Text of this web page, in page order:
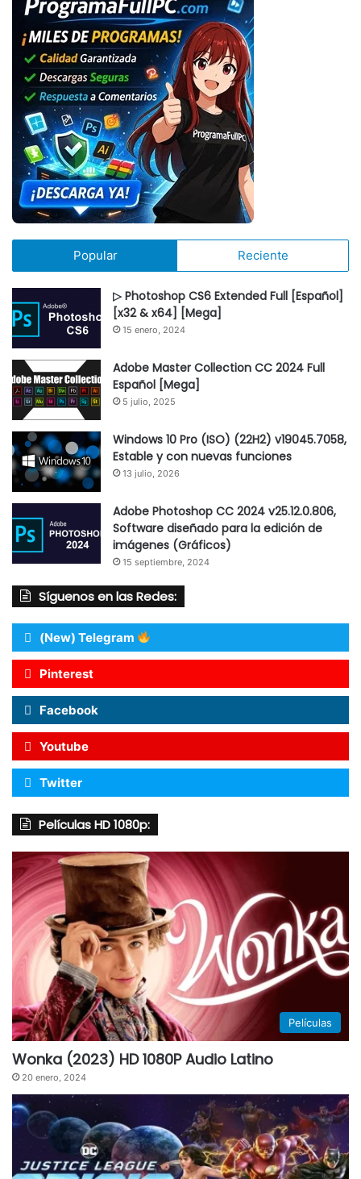
Popular Reciente
▷ Photoshop CS6 Extended Full [Español]
[x32 & x64] [Mega]
15 enero, 2024
Adobe Master Collection CC 2024 Full
Español [Mega]
5 julio, 2025
Windows 10 Pro (ISO) (22H2) v19045.7058,
Estable y con nuevas funciones
13 julio, 2026
Adobe Photoshop CC 2024 v25.12.0.806,
Software diseñado para la edición de
imágenes (Gráficos)
15 septiembre, 2024
Síguenos en las Redes:
(New) Telegram
Pinterest
Facebook
Youtube
Twitter
Películas HD 1080p:
Películas
Wonka (2023) HD 1080P Audio Latino
20 enero, 2024